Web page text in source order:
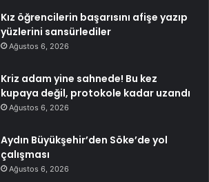
Kız öğrencilerin başarısını afişe yazıp
yüzlerini sansürlediler
Ağustos 6, 2026
Kriz adam yine sahnede! Bu kez
kupaya değil, protokole kadar uzandı
Ağustos 6, 2026
Aydın Büyükşehir’den Söke’de yol
çalışması
Ağustos 6, 2026